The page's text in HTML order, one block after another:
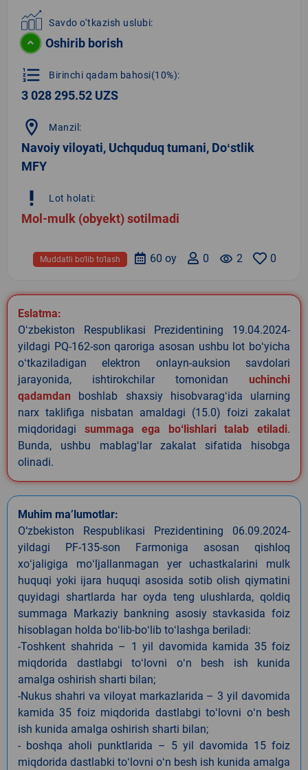
Savdo o‘tkazish uslubi:
Oshirib borish
format_list_numbered Birinchi qadam bahosi(10%):
3 028 295.52 UZS
location_on Manzil:
Navoiy viloyati, Uchquduq tumani, Doʻstlik
MFY
priority_high Lot holati:
Mol-mulk (obyekt) sotilmadi
0
remove_red_eye 2
0
60 oy
Muddatli bo‘lib to‘lash
Eslatma:
Oʻzbekiston Respublikasi Prezidentining 19.04.2024-
yildagi PQ-162-son qaroriga asosan ushbu lot boʻyicha
oʻtkaziladigan elektron onlayn-auksion savdolari
jarayonida, ishtirokchilar tomonidan uchinchi
qadamdan boshlab shaxsiy hisobvaragʻida ularning
narx taklifiga nisbatan amaldagi (15.0) foizi zakalat
miqdoridagi summaga ega boʻlishlari talab etiladi.
Bunda, ushbu mablagʻlar zakalat sifatida hisobga
olinadi.
Muhim ma’lumotlar:
O‘zbekiston Respublikasi Prezidentining 06.09.2024-
yildagi PF-135-son Farmoniga asosan qishloq
xoʻjaligiga moʻljallanmagan yer uchastkalarini mulk
huquqi yoki ijara huquqi asosida sotib olish qiymatini
quyidagi shartlarda har oyda teng ulushlarda, qoldiq
summaga Markaziy bankning asosiy stavkasida foiz
hisoblagan holda boʻlib-boʻlib toʻlashga beriladi:
-Toshkent shahrida – 1 yil davomida kamida 35 foiz
miqdorida dastlabgi toʻlovni oʻn besh ish kunida
amalga oshirish sharti bilan;
-Nukus shahri va viloyat markazlarida – 3 yil davomida
kamida 35 foiz miqdorida dastlabgi toʻlovni oʻn besh
ish kunida amalga oshirish sharti bilan;
- boshqa aholi punktlarida – 5 yil davomida 15 foiz
miqdorida dastlabki toʻlovni oʻn besh ish kunida amalga